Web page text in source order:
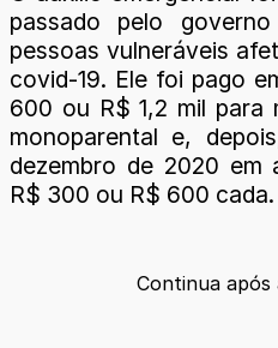
passado pelo
pessoas vulneráveis
covid-19. Ele foi pago
600 ou R$ 1,2 mil para
monoparental e,
dezembro de 2020 em
R$ 300 ou R$ 600 cada.
Continua após